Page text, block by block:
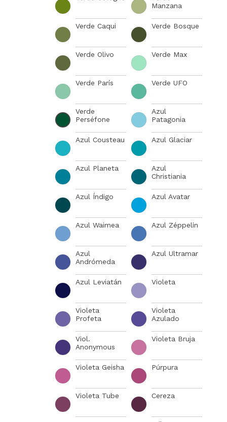
Manzana
Verde Caqui Verde Bosque
Verde Olivo Verde Max
Verde París Verde UFO
Verde
Perséfone
Azul
Patagonia
Azul Cousteau Azul Glaciar
Azul Planeta
Azul
Christiania
Azul Índigo Azul Avatar
Azul Waimea Azul Zéppelin
Azul
Andrómeda
Azul Ultramar
Azul Leviatán Violeta
Violeta
Profeta
Violeta
Azulado
Viol.
Anonymous
Violeta Bruja
Violeta Geisha Púrpura
Violeta Tube Cereza